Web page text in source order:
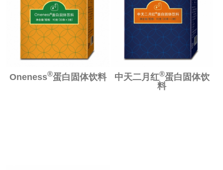
Oneness®蛋白固体饮料 中天二月红®蛋白固体饮
料